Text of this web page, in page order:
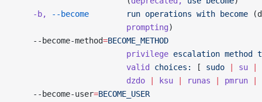
    -b,
--become
        run
operations with become
                        prompting
)
    --become-method
=BECOME_METHOD
                        privilege
escalation method
                        valid
choices: [ sudo su
                        dzdo
ksu runas pmrun
    --become-user
=BECOME_USER